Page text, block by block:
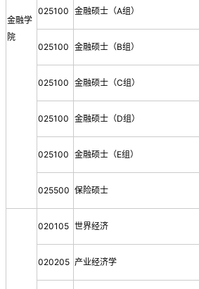
金融学
院
025100 金融硕士（A组）
025100 金融硕士（B组）
025100 金融硕士（C组）
025100 金融硕士（D组）
025100 金融硕士（E组）
025500 保险硕士
020105 世界经济
020205 产业经济学